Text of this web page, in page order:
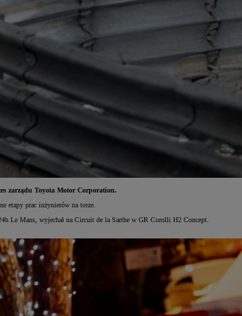
Świętujemy 35 lat Toyoty w Polsce
Odkryj 35 wyjątkowych ofert
Umów się na jazdę testową
zarządu Toyota Motor Corporation.
etapy prac inżynierów na torze.
Le Mans, wyjechał na Circuit de la Sarthe w GR Corolli H2 Concept.